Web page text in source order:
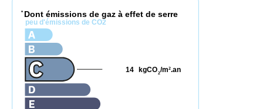
* Dont émissions de gaz à effet de serre
peu d'émissions de CO2
kgCO2/m2.an
14